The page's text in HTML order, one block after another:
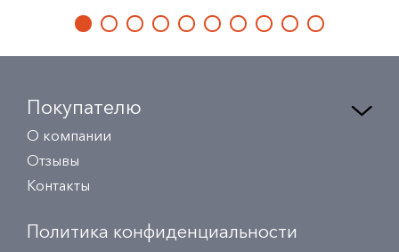
Покупателю
О компании
Отзывы
Контакты
Политика конфиденциальности